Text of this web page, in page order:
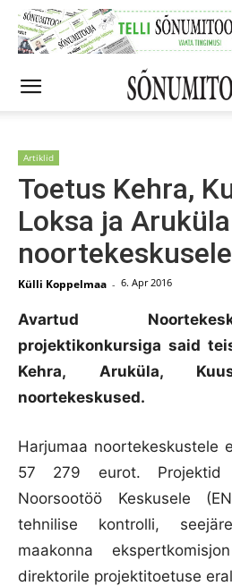
Artiklid
Toetus Kehra,
Loksa ja Aruküla
noortekeskusele
Külli Koppelmaa - 6. Apr 2016
Avartud
projektikonkursiga said
Kehra, Aruküla,
noortekeskused.
Harjumaa noortekeskustele
57 279 eurot.
Noorsootöö Keskusele
tehnilise kontrolli,
maakonna
direktorile projektitoetuse